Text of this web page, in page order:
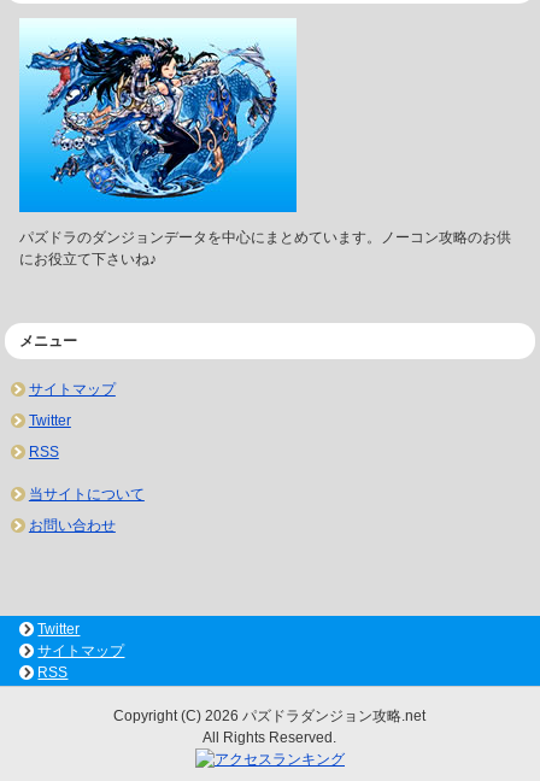
パズドラのダンジョンデータを中心にまとめています。ノーコン攻略のお供
にお役立て下さいね♪
メニュー
サイトマップ
Twitter
RSS
当サイトについて
お問い合わせ
Twitter
サイトマップ
RSS
Copyright (C) 2026 パズドラダンジョン攻略.net
All Rights Reserved.